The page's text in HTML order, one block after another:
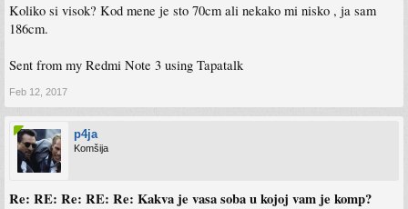
Sent from my Redmi Note 3 using Tapatalk
Click to expand...
Koliko si visok? Kod mene je sto 70cm ali nekako mi nisko , ja sam
186cm.
Sent from my Redmi Note 3 using Tapatalk
Feb 12, 2017
p4ja
Komšija
Re: RE: Re: RE: Re: Kakva je vasa soba u kojoj vam je komp?